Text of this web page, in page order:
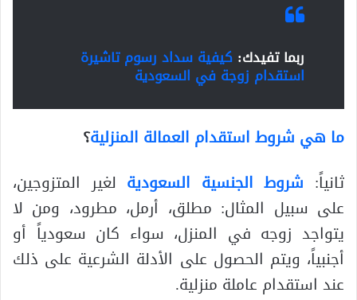
ربما تفيدك: كيفية سداد رسوم تاشيرة
استقدام زوجة في السعودية
ما هي شروط استقدام العمالة المنزلية؟
ثانياً: شروط الجنسية السعودية لغير المتزوجين،
على سبيل المثال: مطلق، أرمل، مطرود، ومن لا
يتواجد زوجه في المنزل، سواء كان سعودياً أو
أجنبياً، ويتم الحصول على الأدلة الشرعية على ذلك
عند استقدام عاملة منزلية.